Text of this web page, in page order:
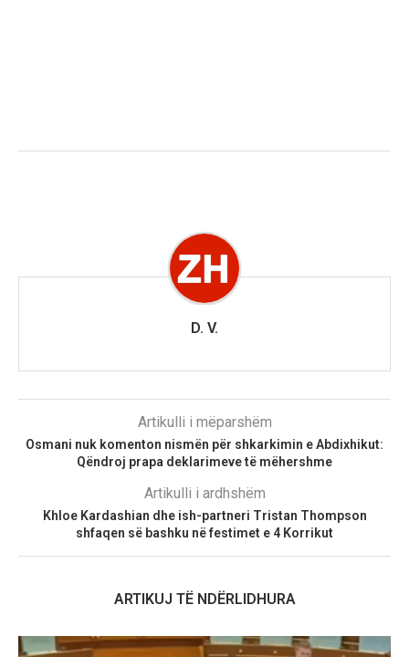
D. V.
Artikulli i mëparshëm
Osmani nuk komenton nismën për shkarkimin e Abdixhikut:
Qëndroj prapa deklarimeve të mëhershme
Artikulli i ardhshëm
Khloe Kardashian dhe ish-partneri Tristan Thompson
shfaqen së bashku në festimet e 4 Korrikut
ARTIKUJ TË NDËRLIDHURA